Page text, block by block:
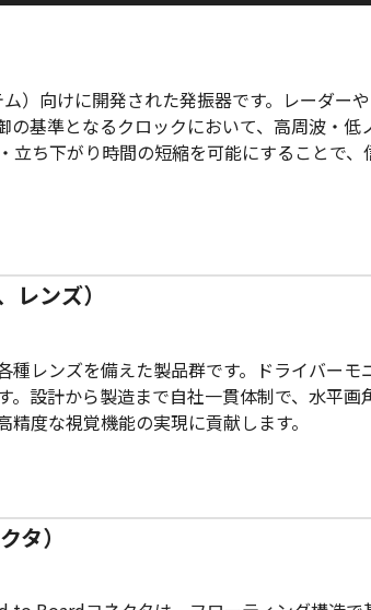
）向けに開発された発振器です。レーダ
基準となるクロックにおいて、高周波・低
ち下がり時間の短縮を可能にすることで
ンズ）
レンズを備えた製品群です。ドライバー
設計から製造まで自社一貫体制で、水平
度な視覚機能の実現に貢献します。
タ）